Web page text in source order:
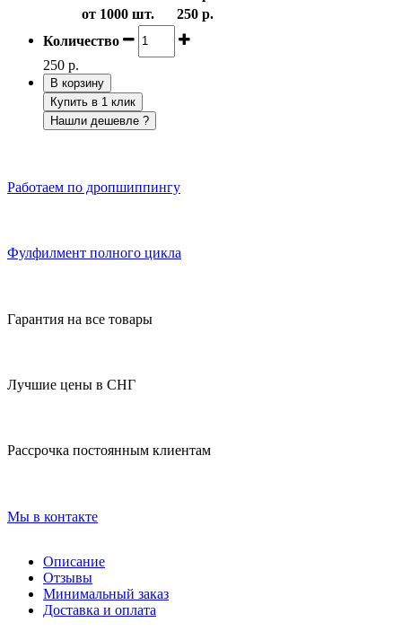
от 1000 шт.
250 р.
Количество
250 р.
В корзину
Купить в 1 клик
Нашли дешевле ?
Работаем по дропшиппингу
Фулфилмент полного цикла
Гарантия на все товары
Лучшие цены в СНГ
Рассрочка постоянным клиентам
Мы в контакте
Описание
Отзывы
Минимальный заказ
Доставка и оплата